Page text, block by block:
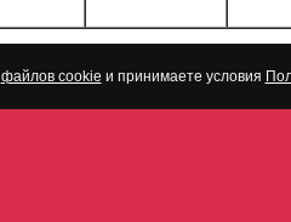
файлов cookie и принимаете условия